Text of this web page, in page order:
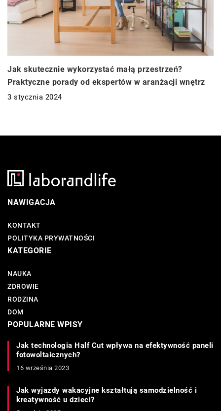
Jak skutecznie wykorzystać małą przestrzeń?
Praktyczne porady od ekspertów w aranżacji wnętrz
3 stycznia 2024
NAWIGACJA
KONTAKT
POLITYKA PRYWATNOŚCI
KATEGORIE
NAUKA
ZDROWIE
RODZINA
DOM
POPULARNE WPISY
Jak technologia Half Cut wpływa na efektywność paneli
fotowoltaicznych?
16 września 2023
Jak wyjazdy wakacyjne kształtują samodzielność i
kreatywność u dzieci?